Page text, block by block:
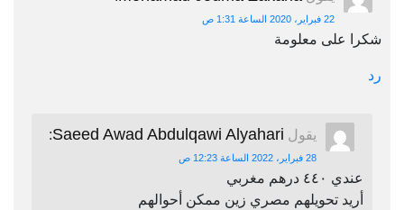
22 فبراير، 2020 الساعة 1:31 ص
شكرا على معلومة
رد
يقول Saeed Awad Abdulqawi Alyahari
:
28 فبراير، 2022 الساعة 12:23 ص
عندي ٤٤٠ درهم مغربي
أريد تحويلهم مصري زين ممكن أحوالهم